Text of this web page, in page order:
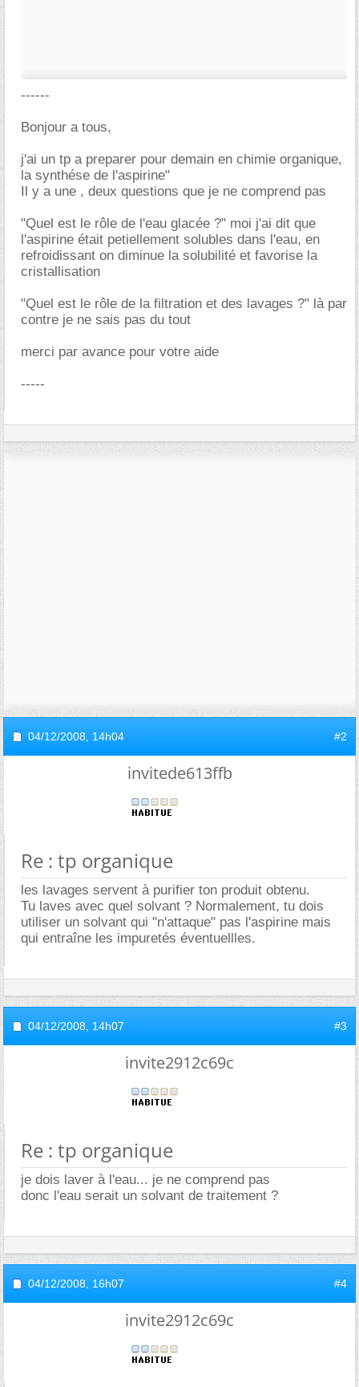
------
Bonjour a tous,
j'ai un tp a preparer pour demain en chimie organique,
la synthése de l'aspirine"
Il y a une , deux questions que je ne comprend pas
"Quel est le rôle de l'eau glacée ?" moi j'ai dit que
l'aspirine était petiellement solubles dans l'eau, en
refroidissant on diminue la solubilité et favorise la
cristallisation
"Quel est le rôle de la filtration et des lavages ?" là par
contre je ne sais pas du tout
merci par avance pour votre aide
-----
04/12/2008, 14h04 #2
invitede613ffb
Re : tp organique
les lavages servent à purifier ton produit obtenu.
Tu laves avec quel solvant ? Normalement, tu dois
utiliser un solvant qui "n'attaque" pas l'aspirine mais
qui entraîne les impuretés éventuellles.
04/12/2008, 14h07 #3
invite2912c69c
Re : tp organique
je dois laver à l'eau... je ne comprend pas
donc l'eau serait un solvant de traitement ?
04/12/2008, 16h07 #4
invite2912c69c